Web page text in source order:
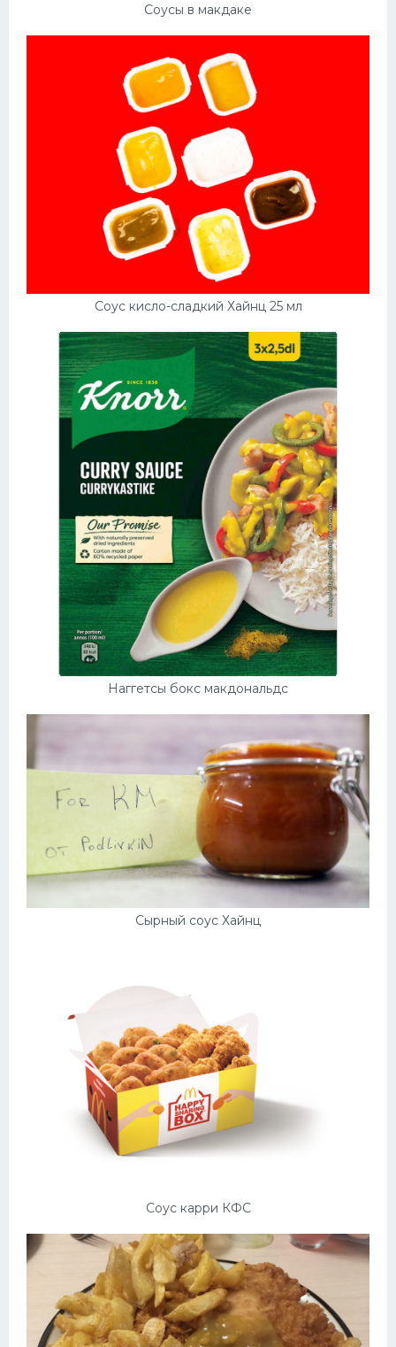
Соусы в макдаке
Соус кисло-сладкий Хайнц 25 мл
Наггетсы бокс макдональдс
Сырный соус Хайнц
Соус карри КФС